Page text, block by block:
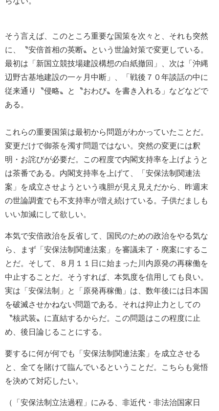
そう言えば、このところ重要な国策を次々と、それも突然
に、〝安倍首相の英断〟という世論対策で変更している。
最初は「新国立競技場建設構想の白紙撤回」、次は「沖縄
辺野古基地建設の一ヶ月中断」、「戦後７０年談話の中に
従来通り〝侵略〟と〝おわび〟を書き入れる」などなどで
ある。
これらの重要国策は最初から問題がわかっていたことだ。
変更だけで御茶を濁す問題ではない。突然の変更には釈
明・お詫びが必要だ。この程度で内閣支持率を上げようと
は茶番である。内閣支持率を上げて、「安保法制関連法
案」を成立させようという魂胆が見え見えだから、昨週末
の世論調査でも不支持率が増え続けている。子供だましも
いい加減にして欲しい。
本気で安倍政治を反省して、国民のための政治をやる気な
ら、まず「安保法制関連法案」を審議未了・廃案にするこ
とだ。そして、８月１１日に始まった川内原発の再稼働を
中止することだ。そうすれば、本気度を信用しても良い。
実は「安保法制」と「原発再稼働」は、数年後には日本国
を破滅させかねない問題である。それは抑止力としての
〝核武装〟に直結するからだ。この問題はこの程度に止
め、後日論じることにする。
要するに何が何でも「安保法制関連法案」を成立させる
と、全てを賭けて臨んでいるということだ。こちらも覚悟
を決めて対応したい。
（「安保法制立法過程」にみる、非近代・非法治国家日